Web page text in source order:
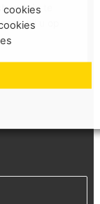
bij u op
cookies